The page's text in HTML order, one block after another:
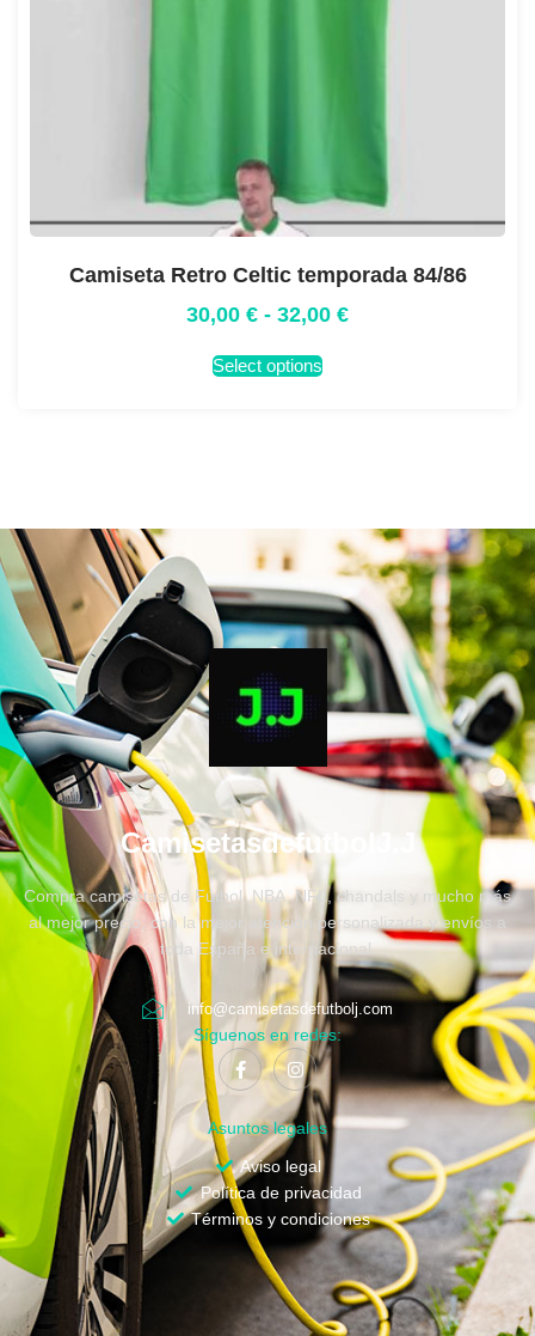
Camiseta Retro Celtic temporada 84/86
30,00 € - 32,00 €
Select options
CamisetasdefutbolJ.J
Compra camisetas de Fútbol, NBA, NFL, chandals y mucho más
al mejor precio, con la mejor atención personalizada y envíos a
toda España e internacional.
info@camisetasdefutbolj.com
Síguenos en redes:
Asuntos legales
Aviso legal
Política de privacidad
Términos y condiciones